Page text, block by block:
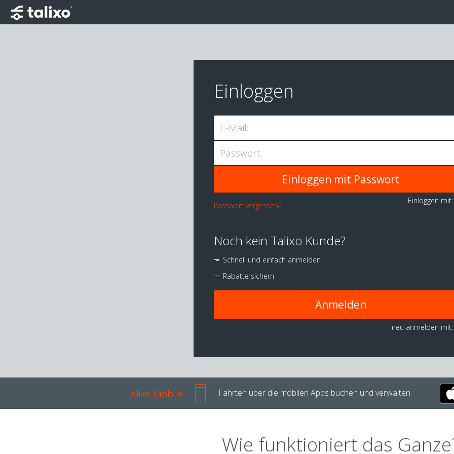
Einloggen
E-Mail:
Passwort:
Passwort vergessen?
Einloggen
Noch kein Talixo Kunde?
Schnell und einfach anmelden
Rabatte sichern
Anmelden
neu anmelden mit:
Talixo Mobile Fahrten über die mobilen Apps buchen und verwalten.
Wie funktioniert das